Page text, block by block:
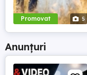
Promovat 5
Anunțuri